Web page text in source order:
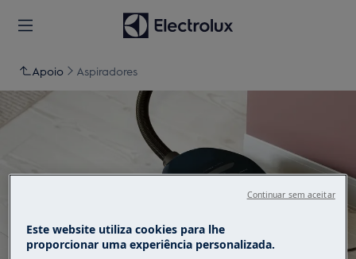
Apoio Aspiradores
Apoio a Aspiradores
Este website utiliza cookies para lhe
proporcionar uma experiência personalizada.
Continuar sem aceitar